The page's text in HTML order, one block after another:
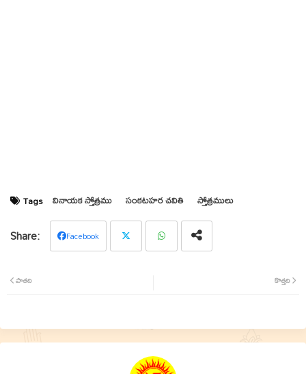
Tags వినాయక స్తోత్రము సంకటహర చవితి స్తోత్రములు
Facebook
కొత్తది
పాతది